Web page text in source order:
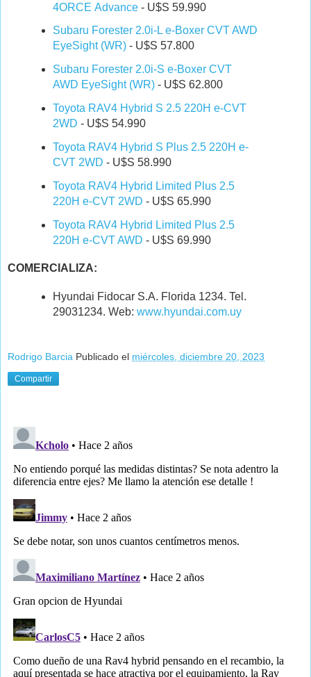
4ORCE Advance- U$S 59.990
Subaru Forester 2.0i-L e-Boxer CVT AWD
EyeSight (WR)- U$S 57.800
Subaru Forester 2.0i-S e-Boxer CVT
AWD EyeSight (WR)- U$S 62.800
Toyota RAV4 Hybrid S 2.5 220H e-CVT
2WD - U$S 54.990
Toyota RAV4 Hybrid S Plus 2.5 220H e-
CVT 2WD - U$S 58.990
Toyota RAV4 Hybrid Limited Plus 2.5
220H e-CVT 2WD - U$S 65.990
Toyota RAV4 Hybrid Limited Plus 2.5
220H e-CVT AWD - U$S 69.990
COMERCIALIZA:
Hyundai Fidocar S.A. Florida 1234. Tel.
29031234. Web: www.hyundai.com.uy
Rodrigo Barcia Publicado el miércoles, diciembre 20, 2023
Compartir